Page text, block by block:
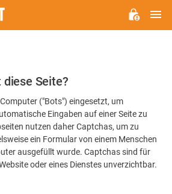
Seite?
("Bots") eingesetzt, um
Eingaben auf einer Seite zu
nutzen daher Captchas, um zu
ein Formular von einem Menschen
ausgefüllt wurde. Captchas sind für
oder eines Dienstes unverzichtbar.